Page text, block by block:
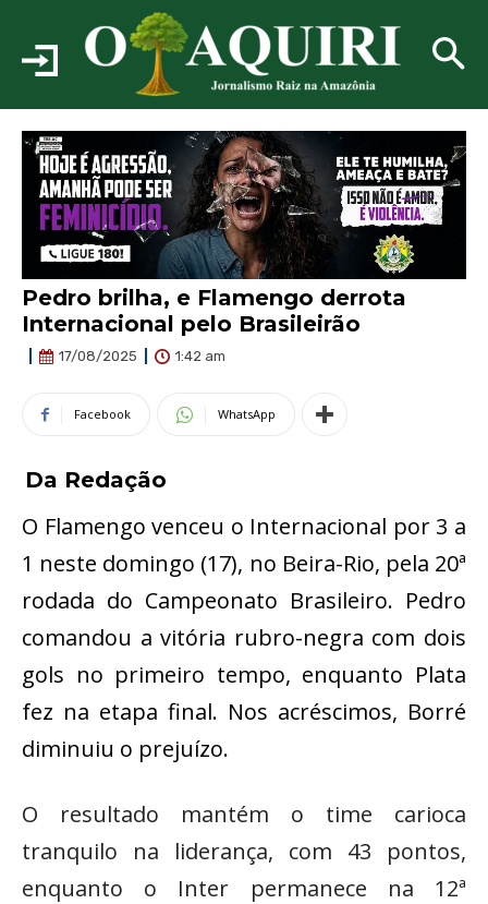
Pedro brilha, e Flamengo derrota
Internacional pelo Brasileirão
17/08/2025 1:42 am
Facebook WhatsApp
Da Redação
O Flamengo venceu o Internacional por 3 a
1 neste domingo (17), no Beira-Rio, pela 20ª
rodada do Campeonato Brasileiro. Pedro
comandou a vitória rubro-negra com dois
gols no primeiro tempo, enquanto Plata
fez na etapa final. Nos acréscimos, Borré
diminuiu o prejuízo.
O resultado mantém o time carioca
tranquilo na liderança, com 43 pontos,
enquanto o Inter permanece na 12ª